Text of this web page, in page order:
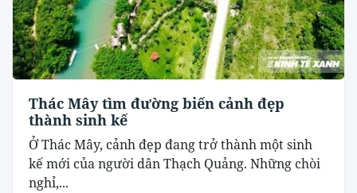
Thác Mây tìm đường biến cảnh đẹp
thành sinh kế
Ở Thác Mây, cảnh đẹp đang trở thành một sinh
kế mới của người dân Thạch Quảng. Những chòi
nghỉ,...